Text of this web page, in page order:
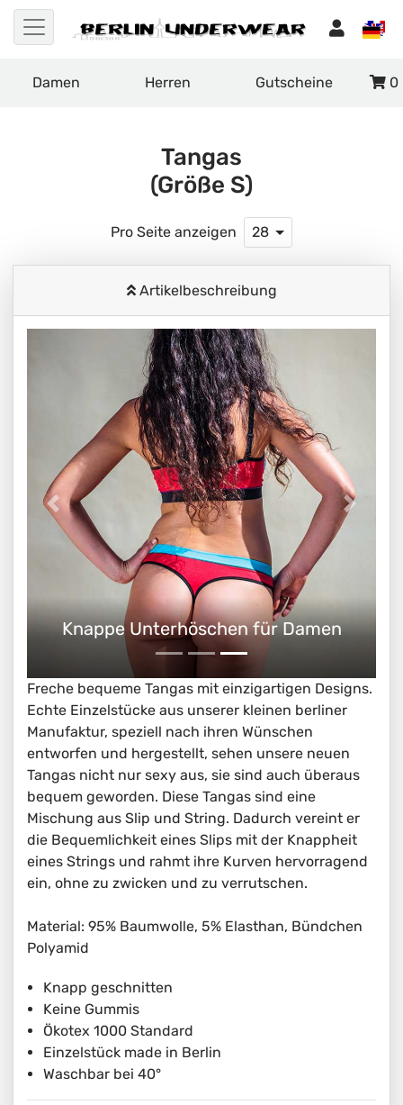
Damen Herren Gutscheine 0
Tangas
(Größe S)
Pro Seite anzeigen 28
Artikelbeschreibung
Tangas aus Baumwolle
Freche bequeme Tangas mit einzigartigen Designs.
Echte Einzelstücke aus unserer kleinen berliner
Manufaktur, speziell nach ihren Wünschen
entworfen und hergestellt, sehen unsere neuen
Tangas nicht nur sexy aus, sie sind auch überaus
bequem geworden. Diese Tangas sind eine
Mischung aus Slip und String. Dadurch vereint er
die Bequemlichkeit eines Slips mit der Knappheit
eines Strings und rahmt ihre Kurven hervorragend
ein, ohne zu zwicken und zu verrutschen.
Material: 95% Baumwolle, 5% Elasthan, Bündchen
Polyamid
Knapp geschnitten
Keine Gummis
Ökotex 1000 Standard
Einzelstück made in Berlin
Waschbar bei 40°